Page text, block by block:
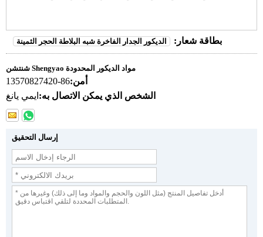
بطاقة شعار: الديكور الجدار الفاخرة شبه البلاطة الحجر الثمينة
شنتشن Shengyao مواد الديكور المحدودة
أمن:86-13570827420
الشخص الذي يمكن الاتصال به: ايمي يانغ
إرسال التحقيق